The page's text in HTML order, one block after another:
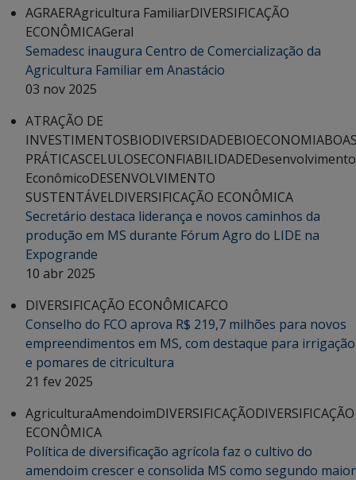
AGRAERAgricultura FamiliarDIVERSIFICAÇÃO
ECONÔMICAGeral
Semadesc inaugura Centro de Comercialização da
Agricultura Familiar em Anastácio
03 nov 2025
ATRAÇÃO DE
INVESTIMENTOSBIODIVERSIDADEBIOECONOMIA
PRÁTICASCELULOSECONFIABILIDADEDesenvolvimento
EconômicoDESENVOLVIMENTO
SUSTENTÁVELDIVERSIFICAÇÃO ECONÔMICA
Secretário destaca liderança e novos caminhos da
produção em MS durante Fórum Agro do LIDE na
Expogrande
10 abr 2025
DIVERSIFICAÇÃO ECONÔMICAFCO
Conselho do FCO aprova R$ 219,7 milhões para novos
empreendimentos em MS, com destaque para irrigação
e pomares de citricultura
21 fev 2025
AgriculturaAmendoimDIVERSIFICAÇÃODIVERSIFICAÇÃO
ECONÔMICA
Política de diversificação agrícola faz o cultivo do
amendoim crescer e consolida MS como segundo maior